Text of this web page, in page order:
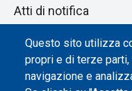
Questo sito utilizza
propri e di terze
navigazione e
Atti di notifica
Dichiarazione di
Impostazione dei